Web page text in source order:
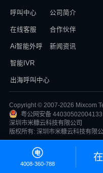
呼叫中心
在线客服
Ai智能外呼
智能IVR
出海呼叫中心
公司简介
合作伙伴
新闻资讯
Copyright © 2007-2026 Mixcom
粤公网安备
深圳市米糠云科技有限公司
版权所有: 深圳市米糠云科技有限
4008-360-788